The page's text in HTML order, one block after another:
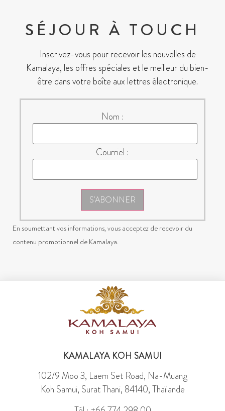
Inscrivez-vous pour recevoir les nouvelles de
Kamalaya, les offres spéciales et le meilleur du bien-
être dans votre boîte aux lettres électronique.
Nom :
S'ABONNER
En soumettant vos informations, vous acceptez de recevoir du
contenu promotionnel de Kamalaya.
KAMALAYA KOH SAMUI
102/9 Moo 3, Laem Set Road, Na-Muang
Koh Samui, Surat Thani, 84140, Thaïlande
Tél : +66 774 298 00
Courriel : info@kamalaya.com